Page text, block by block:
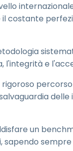
costante
l'integrità e
rigoroso
un